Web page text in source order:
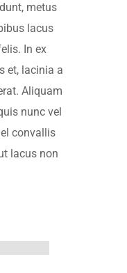
metus
lacus
In ex
et, lacinia a
Aliquam
nunc vel
convallis
lacus non